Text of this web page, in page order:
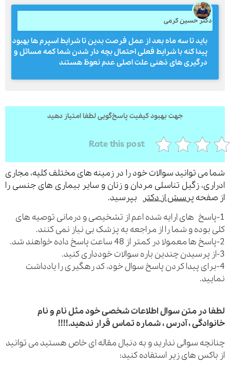
دکتر حسین کرمی
باید تا سه ماه بعد از عمل فرصت بدین تا شرایط اسپرم ها بهبود
پیدا کنه با شرایط فعلی احتمال بچه دار شدن شما کمه مسائل و
درگیری های ذهنی علت اصلی عدم نعوظ هستند
جهت بهبود کیفیت پاسخ‌گویی لطفا امتیاز دهید
Rate this post
توانید سوالات خود را در زمینه های مختلف کلیه، مجاری
زگیل تناسلی مردان و زنان و سایر بیماری های جنسی را
پرسش از دکتربپرسید.
های ارایه شده اعم از تشخیصی و درمانی توصیه های
و شما را از مراجعه به پزشک بی نیاز نمی کنند.
پیدا کردن پاسخ سوال خود، کد رهگیری را یادداشت
در متن سوال اطلاعات شخصی خود مثل نام و نام
، آدرس ، شماره تماس قرار ندهید.!!!!
سوالی ندارید و به دنبال مقاله ای خاص هستید می توانید
های زیر استفاده کنید:
قدرت گرفته از همیارسیستم